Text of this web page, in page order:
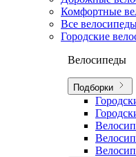
Комфортные
Все
Городские
Велосипеды
Подборки